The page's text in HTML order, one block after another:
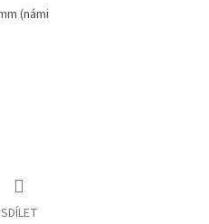
(námi
SDÍLET